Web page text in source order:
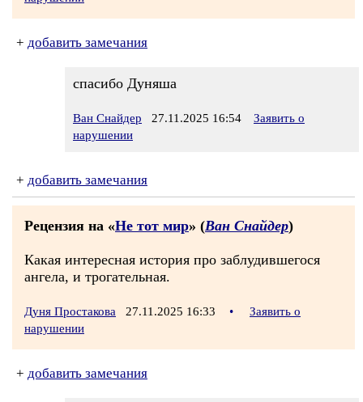
+ добавить замечания
спасибо Дуняша
Ван Снайдер 27.11.2025 16:54
Заявить о
нарушении
+ добавить замечания
Рецензия на «Hе тот мир» (Ван Снайдер)
Какая интересная история про заблудившегося
ангела, и трогательная.
Дуня Простакова 27.11.2025 16:33 •
Заявить о
нарушении
+ добавить замечания